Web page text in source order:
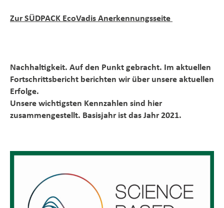
Zur SÜDPACK EcoVadis Anerkennungsseite
Nachhaltigkeit. Auf den Punkt gebracht. Im aktuellen
Fortschrittsbericht berichten wir über unsere aktuellen
Erfolge.
Unsere wichtigsten Kennzahlen sind hier
zusammengestellt. Basisjahr ist das Jahr 2021.